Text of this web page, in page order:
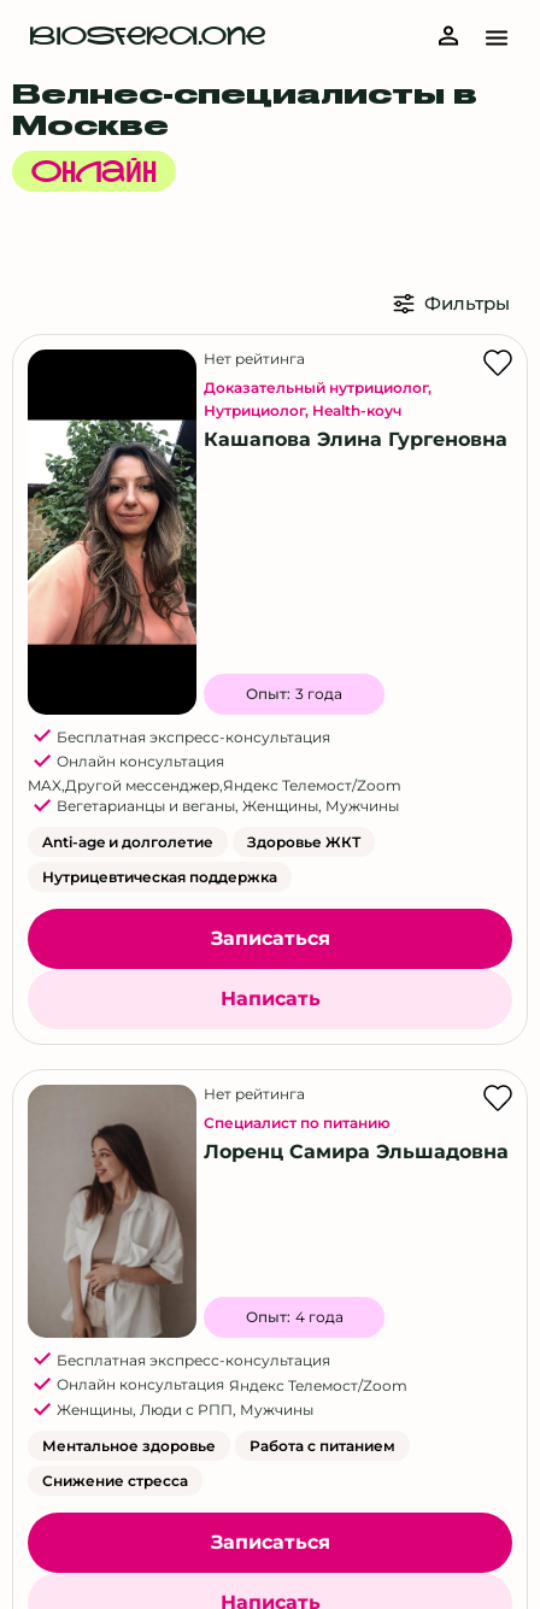
BIOSFERA.ONE
Велнес-специалисты в
Москве
Онлайн
Фильтры
Нет рейтинга
Доказательный нутрициолог,
Нутрициолог, Health-коуч
Кашапова Элина Гургеновна
Опыт: 3 года
Бесплатная экспресс-консультация
Онлайн консультация
MAX,Другой мессенджер,Яндекс Телемост/Zoom
Вегетарианцы и веганы, Женщины, Мужчины
Anti-age и долголетие
Здоровье ЖКТ
Нутрицевтическая поддержка
Записаться
Написать
Нет рейтинга
Специалист по питанию
Лоренц Самира Эльшадовна
Опыт: 4 года
Бесплатная экспресс-консультация
Онлайн консультация Яндекс Телемост/Zoom
Женщины, Люди с РПП, Мужчины
Ментальное здоровье
Работа с питанием
Снижение стресса
Записаться
Написать